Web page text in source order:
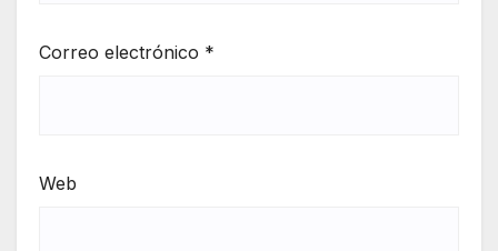
Correo electrónico *
Web